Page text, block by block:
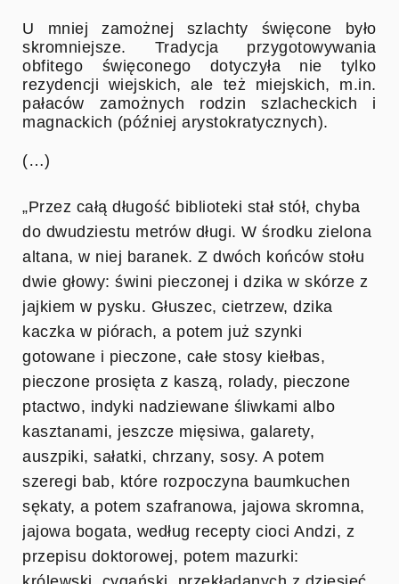
U mniej zamożnej szlachty święcone było
skromniejsze. Tradycja przygotowywania
obfitego święconego dotyczyła nie tylko
rezydencji wiejskich, ale też miejskich, m.in.
pałaców zamożnych rodzin szlacheckich i
magnackich (później arystokratycznych).
(…)
„Przez całą długość biblioteki stał stół, chyba
do dwudziestu metrów długi. W środku zielona
altana, w niej baranek. Z dwóch końców stołu
dwie głowy: świni pieczonej i dzika w skórze z
jajkiem w pysku. Głuszec, cietrzew, dzika
kaczka w piórach, a potem już szynki
gotowane i pieczone, całe stosy kiełbas,
pieczone prosięta z kaszą, rolady, pieczone
ptactwo, indyki nadziewane śliwkami albo
kasztanami, jeszcze mięsiwa, galarety,
auszpiki, sałatki, chrzany, sosy. A potem
szeregi bab, które rozpoczyna baumkuchen
sękaty, a potem szafranowa, jajowa skromna,
jajowa bogata, według recepty cioci Andzi, z
przepisu doktorowej, potem mazurki: